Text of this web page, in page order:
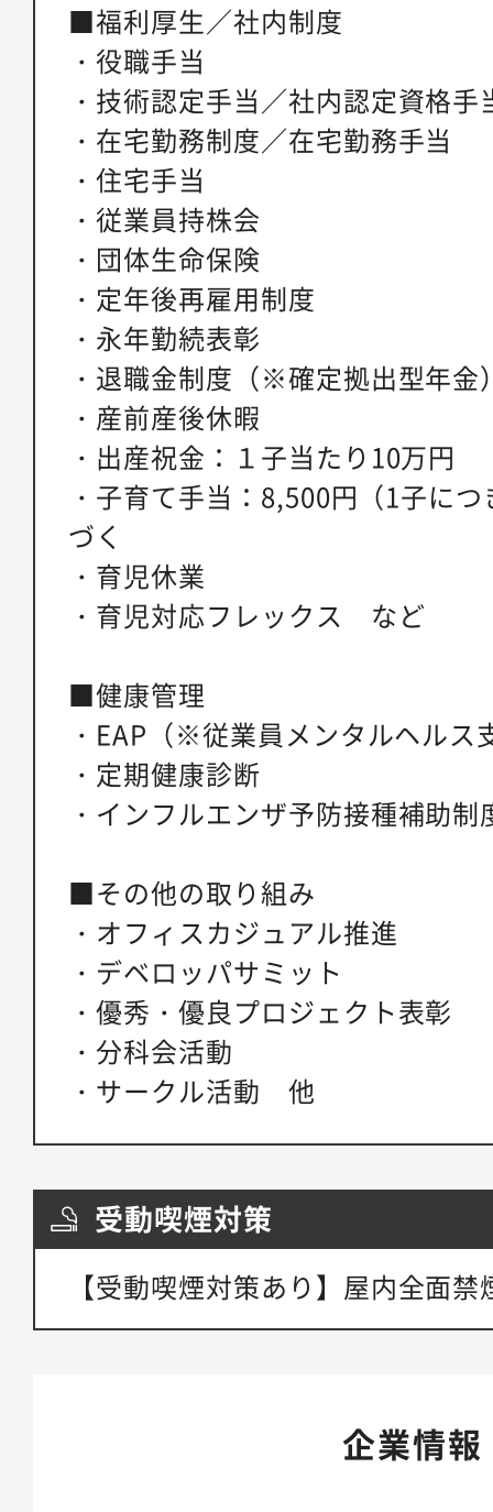
■福利厚生／社内制度
・役職手当
・技術認定手当／社内認定資格手
・在宅勤務制度／在宅勤務手当
・住宅手当
・従業員持株会
・団体生命保険
・定年後再雇用制度
・永年勤続表彰
・退職金制度（※確定拠出型年金
・産前産後休暇
・出産祝金：１子当たり10万円
・子育て手当：8,500円（1子に
づく
・育児休業
・育児対応フレックス など
■健康管理
・EAP（※従業員メンタルヘルス
・定期健康診断
・インフルエンザ予防接種補助制
■その他の取り組み
・オフィスカジュアル推進
・デベロッパサミット
・優秀・優良プロジェクト表彰
・分科会活動
・サークル活動 他
受動喫煙対策
【受動喫煙対策あり】屋内全面禁
企業情報